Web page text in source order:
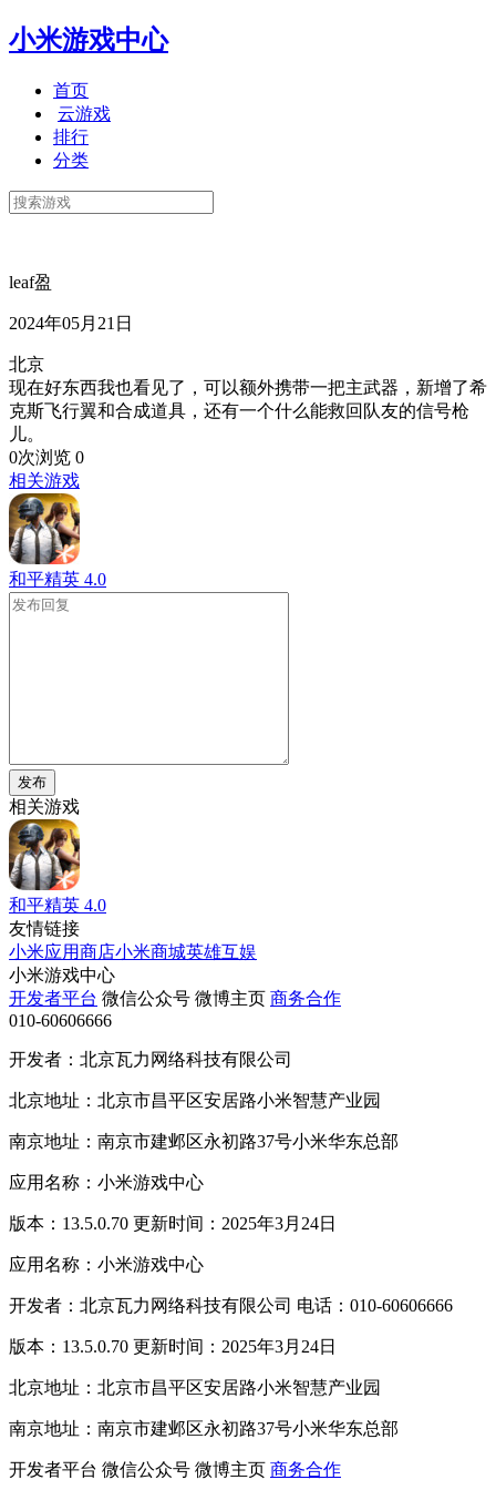
小米游戏中心
首页
云游戏
排行
分类
leaf盈
2024年05月21日
北京
现在好东西我也看见了，可以额外携带一把主武器，新增了希
克斯飞行翼和合成道具，还有一个什么能救回队友的信号枪
儿。
0次浏览 0
相关游戏
和平精英 4.0
发布
相关游戏
和平精英 4.0
友情链接
小米应用商店小米商城英雄互娱
小米游戏中心
开发者平台 微信公众号 微博主页 商务合作
010-60606666
开发者：北京瓦力网络科技有限公司
北京地址：北京市昌平区安居路小米智慧产业园
南京地址：南京市建邺区永初路37号小米华东总部
应用名称：小米游戏中心
版本：13.5.0.70 更新时间：2025年3月24日
应用名称：小米游戏中心
开发者：北京瓦力网络科技有限公司 电话：010-60606666
版本：13.5.0.70 更新时间：2025年3月24日
北京地址：北京市昌平区安居路小米智慧产业园
南京地址：南京市建邺区永初路37号小米华东总部
开发者平台 微信公众号 微博主页 商务合作